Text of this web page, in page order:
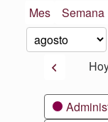
Mes Semana
Mes
Día
Año
Anterior
Categorías